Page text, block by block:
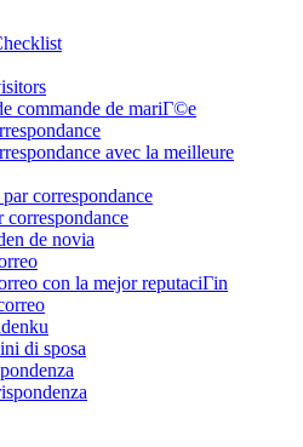
commande de mariГ©e
avec la meilleure
correspondance
correspondance
de novia
con la mejor reputaciГіn
di sposa